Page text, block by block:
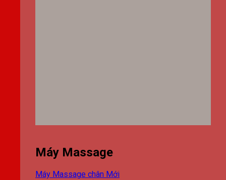
Máy Massage
Máy Massage chân